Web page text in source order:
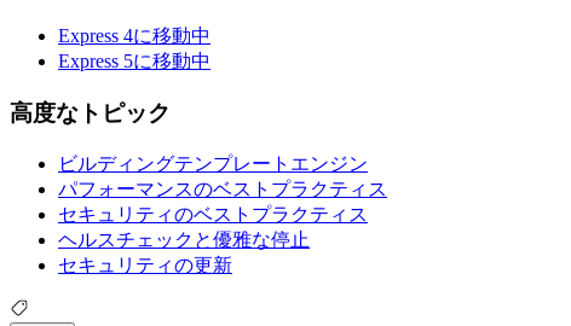
Express 4に移動中
Express 5に移動中
高度なトピック
ビルディングテンプレートエンジン
パフォーマンスのベストプラクティス
セキュリティのベストプラクティス
ヘルスチェックと優雅な停止
セキュリティの更新